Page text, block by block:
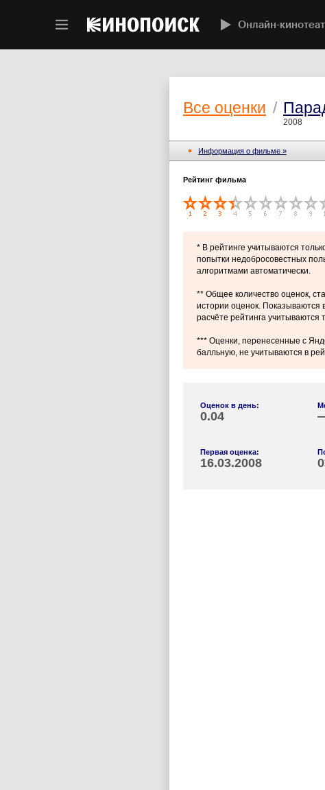
Онлайн-
Все оценки /
2008
Информация о фильме »
Рейтинг фильма
* В рейтинге учитываются
попытки недобросовестных
алгоритмами автоматически.
** Общее количество оценок,
истории оценок. Показываются
расчёте рейтинга учитываются
*** Оценки, перенесенные с
балльную, не учитываются в
Оценок в день:
0.04
Первая оценка:
16.03.2008